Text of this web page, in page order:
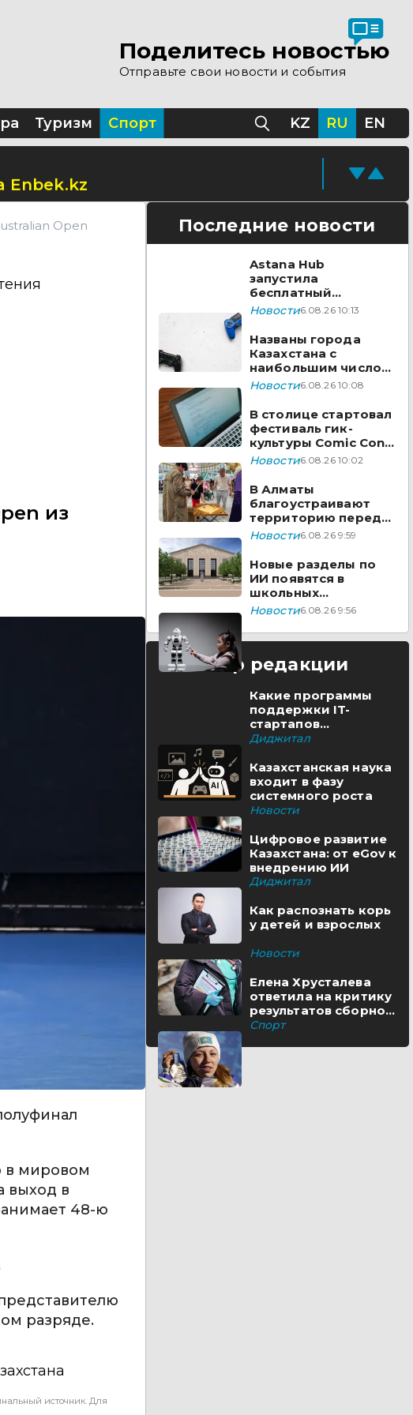
Поделитесь новостью
Отправьте свои новости и события
Туризм Спорт KZ RU EN
2026
Open
из
в мировом
выход в
48-ю
разряде.
источник. Для
Последние новости
Astana Hub
запустила
бесплатный
акселератор для
видеоигр
Новости6.08.26 10:13
Названы города
Казахстана с
наибольшим числом
вакансий на Enbek.kz
Новости6.08.26 10:08
В столице стартовал
фестиваль гик-
культуры Comic Con
Astana 2026
Новости6.08.26 10:02
В Алматы
благоустраивают
территорию перед
ТЮЗом
Новости6.08.26 9:59
Новые разделы по
ИИ появятся в
школьных
предметах
Новости6.08.26 9:56
Выбор редакции
Какие программы
поддержки IT-
стартапов
реализуются в
Диджитал
Казахстанская наука
входит в фазу
системного роста
Новости
Цифровое развитие
Казахстана: от eGov к
внедрению ИИ
Диджитал
Как распознать корь
у детей и взрослых
Новости
Елена Хрусталева
ответила на критику
результатов сборной
Казахстана
Спорт